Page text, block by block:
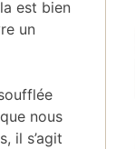
est bien
un
nous
il s’agit